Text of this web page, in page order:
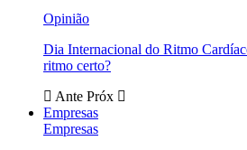
Opinião
Dia Internacional do Ritmo
ritmo certo?
Ante Próx
Empresas
Empresas